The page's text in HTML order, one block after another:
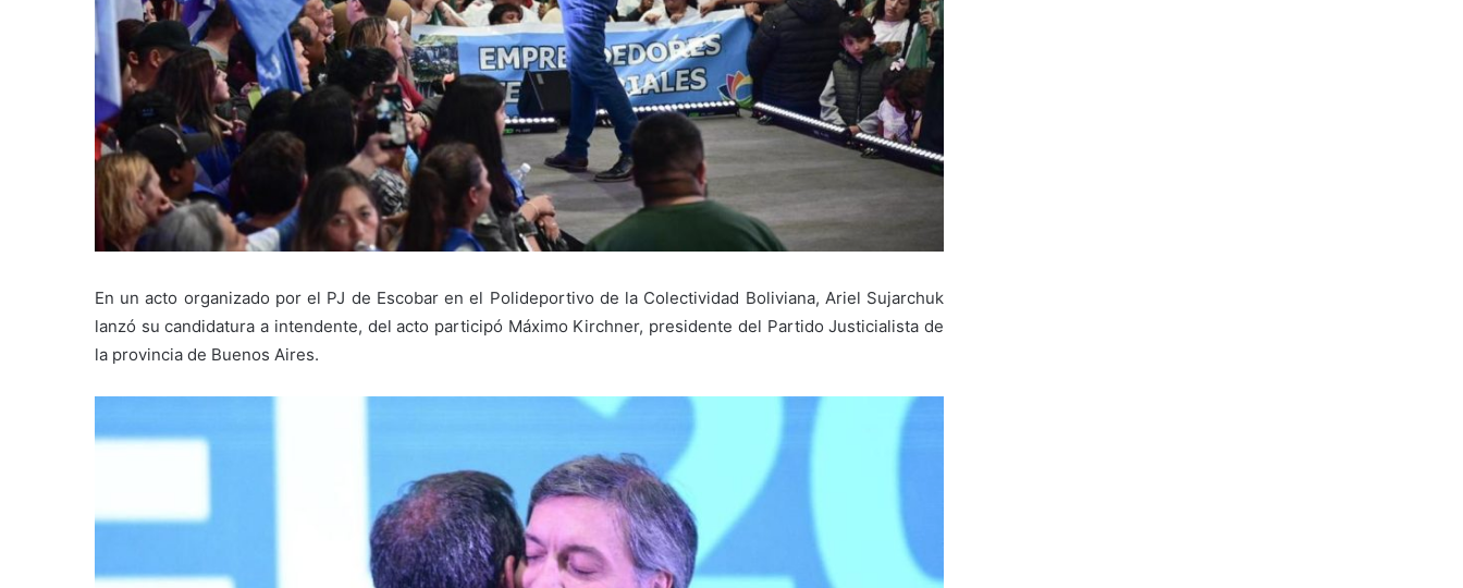
En un acto organizado por el PJ de Escobar en el Polideportivo de la Colectividad Boliviana, Ariel Sujarchuk
lanzó su candidatura a intendente, del acto participó Máximo Kirchner, presidente del Partido Justicialista de
la provincia de Buenos Aires.